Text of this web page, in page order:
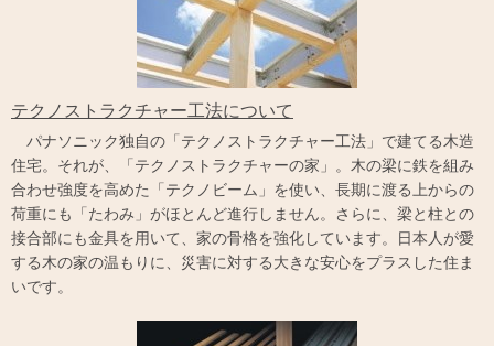
テクノストラクチャー工法について
パナソニック独自の「テクノストラクチャー工法」で建てる木造
住宅。それが、「テクノストラクチャーの家」。木の梁に鉄を組み
合わせ強度を高めた「テクノビーム」を使い、長期に渡る上からの
荷重にも「たわみ」がほとんど進行しません。さらに、梁と柱との
接合部にも金具を用いて、家の骨格を強化しています。日本人が愛
する木の家の温もりに、災害に対する大きな安心をプラスした住ま
いです。